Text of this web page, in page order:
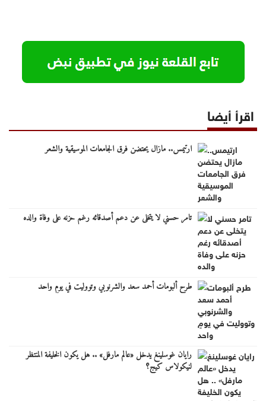
اقرأ أيضا
ارتيمس.. مازال يحتضن فرق الجامعات الموسيقية والشعر
تامر حسني لا يتخلى عن دعم أصدقائه رغم حزنه على وفاة والده
طرح ألبومات أحمد سعد والشرنوبي وتووليت في يومٍ واحد
رايان غوسلينغ يدخل «عالم مارفل» .. هل يكون الخليفة المنتظر
لنيكولاس كيج؟